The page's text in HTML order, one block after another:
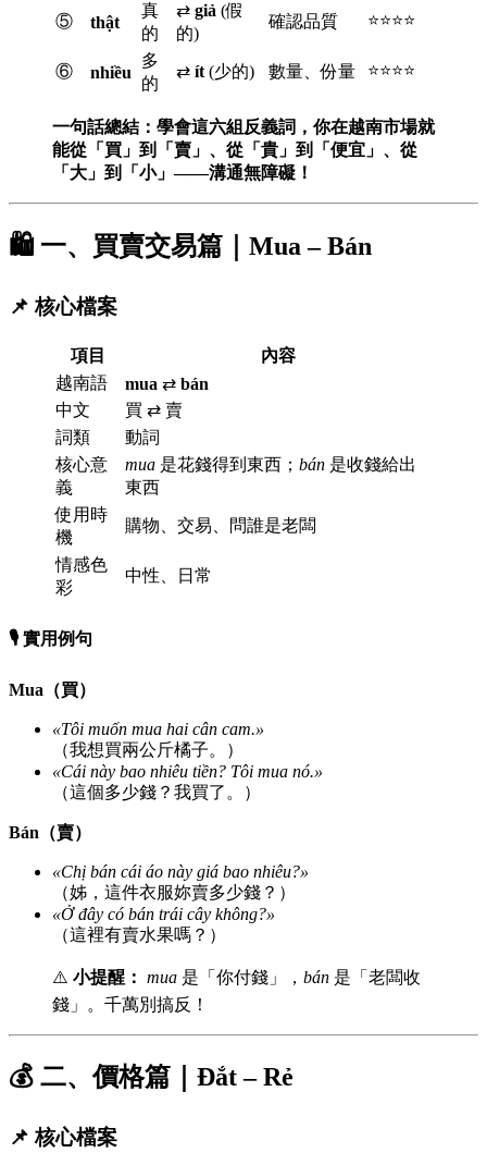
⑤ thật
真
的
⇄ giả (假
的)
確認品質 ⭐⭐⭐⭐
⑥ nhiều
多
的
⇄ ít(少的) 數量、份量 ⭐⭐⭐⭐
一句話總結：學會這六組反義詞，你在越南市場就
能從「買」到「賣」、從「貴」到「便宜」、從
「大」到「小」——溝通無障礙！
🛍️ 一、買賣交易篇｜Mua – Bán
📌 核心檔案
項目
內容
越南語
mua ⇄ bán
中文
買 ⇄ 賣
詞類
動詞
核心意
義
mua 是花錢得到東西； bán 是收錢給出
東西
使用時
機
購物、交易、問誰是老闆
情感色
彩
中性、日常
🎙️ 實用例句
Mua（買）
«Tôi muốn mua hai cân cam.»
（我想買兩公斤橘子。）
«Cái này bao nhiêu tiền? Tôi mua nó.»
（這個多少錢？我買了。）
Bán（賣）
«Chị bán cái áo này giá bao nhiêu?»
（姊，這件衣服妳賣多少錢？）
«Ở đây có bán trái cây không?»
（這裡有賣水果嗎？）
⚠️ 小提醒： mua 是「你付錢」， bán 是「老闆收
錢」。千萬別搞反！
💰 二、價格篇｜Đắt – Rẻ
📌 核心檔案